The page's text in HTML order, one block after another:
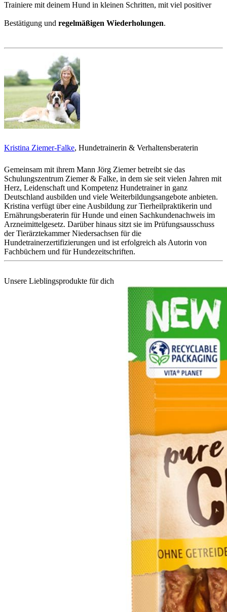
Trainiere mit deinem Hund in kleinen Schritten, mit viel positiver
Bestätigung und regelmäßigen Wiederholungen.
Kristina Ziemer-Falke, Hundetrainerin & Verhaltensberaterin
Gemeinsam mit ihrem Mann Jörg Ziemer betreibt sie das
Schulungszentrum Ziemer & Falke, in dem sie seit vielen Jahren mit
Herz, Leidenschaft und Kompetenz Hundetrainer in ganz
Deutschland ausbilden und viele Weiterbildungsangebote anbieten.
Kristina verfügt über eine Ausbildung zur Tierheilpraktikerin und
Ernährungsberaterin für Hunde und einen Sachkundenachweis im
Arzneimittelgesetz. Darüber hinaus sitzt sie im Prüfungsausschuss
der Tierärztekammer Niedersachsen für die
Hundetrainerzertifizierungen und ist erfolgreich als Autorin von
Fachbüchern und für Hundezeitschriften.
Unsere Lieblingsprodukte für dich